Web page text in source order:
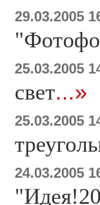
29.03.2005
25.03.2005
свет...»
25.03.2005
24.03.2005